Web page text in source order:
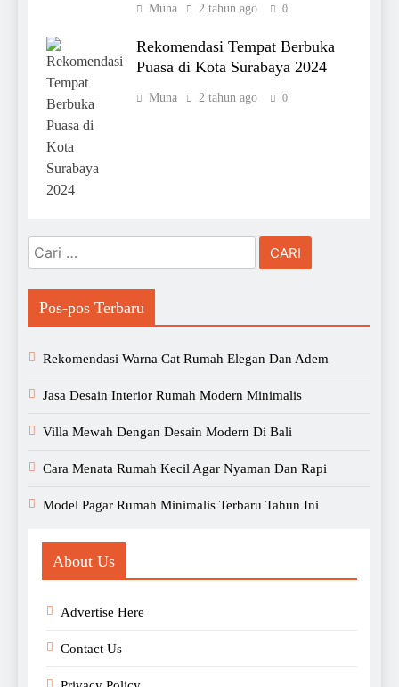
Muna 2 tahun ago 0
Rekomendasi Tempat Berbuka
Puasa di Kota Surabaya 2024
Muna 2 tahun ago 0
Cari
untuk:
Pos-pos Terbaru
Rekomendasi Warna Cat Rumah Elegan Dan Adem
Jasa Desain Interior Rumah Modern Minimalis
Villa Mewah Dengan Desain Modern Di Bali
Cara Menata Rumah Kecil Agar Nyaman Dan Rapi
Model Pagar Rumah Minimalis Terbaru Tahun Ini
About Us
Advertise Here
Contact Us